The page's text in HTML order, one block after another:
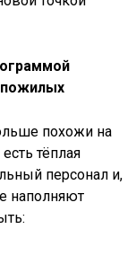
пожилых
похожи на
тёплая
персонал и,
наполняют